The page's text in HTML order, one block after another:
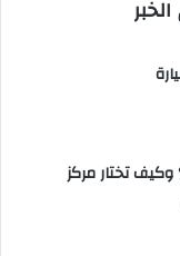
تختار مركز